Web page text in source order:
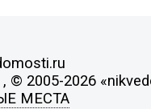
© 2005-2026
МЕСТА